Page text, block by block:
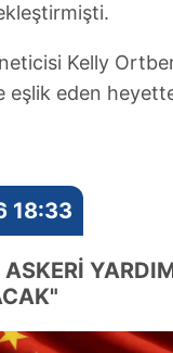
Kelly
eden heyette
18:33